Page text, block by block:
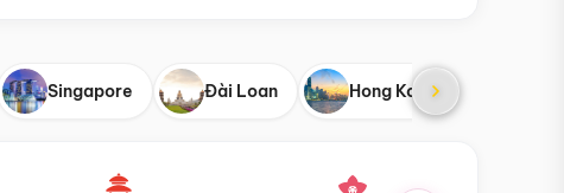
Singapore Đài Loan Hong Kong